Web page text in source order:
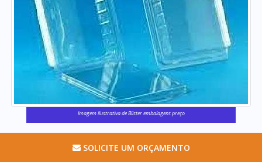
Imagem ilustrativa de Blister embalagens preço
SOLICITE UM ORÇAMENTO